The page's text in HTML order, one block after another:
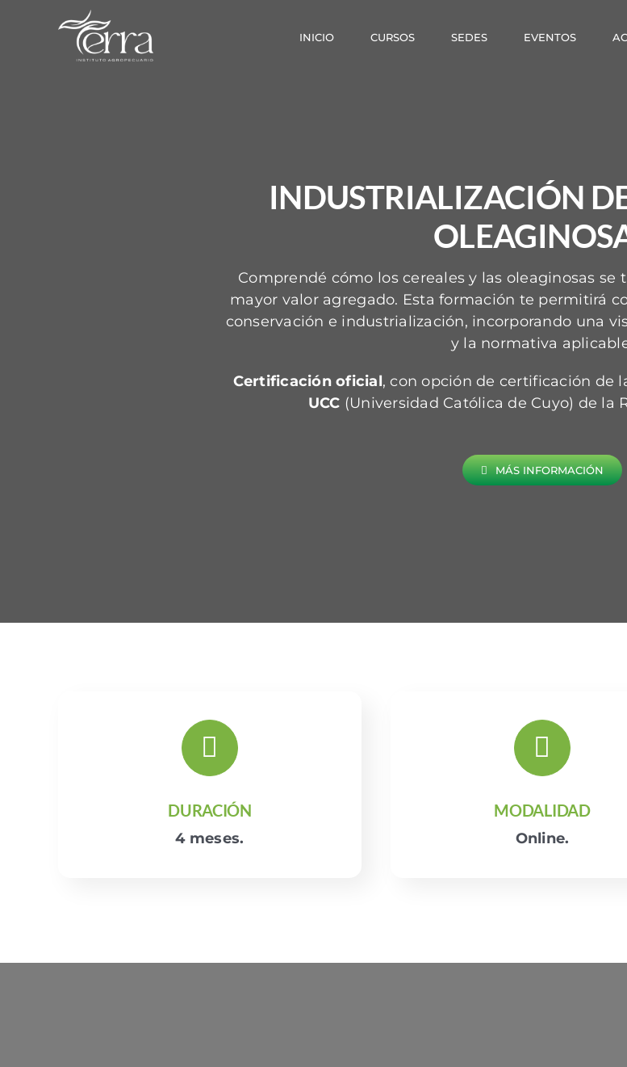
INICIO CURSOS SEDES EVENTOS
INDUSTRIALIZACIÓN
Comprendé cómo los cereales y las oleaginosas
mayor valor agregado. Esta formación te permitirá
conservación e industrialización, incorporando una
y la normativa
Certificación oficial, con opción de certificación de
UCC (Universidad Católica de Cuyo) de la
MÁS INFORMACIÓN
DURACIÓN
4 meses.
MODALIDAD
Online.